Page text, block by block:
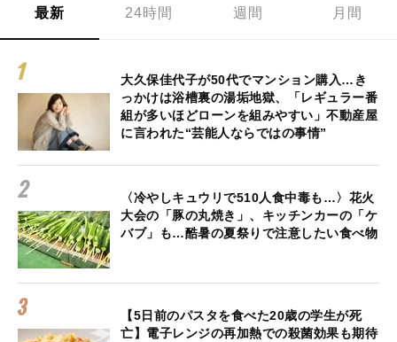
最新 24時間 週間 月間
大久保佳代子が50代でマンション購入…き
っかけは浴槽裏の湯垢地獄、「レギュラー番
組が多いほどローンを組みやすい」不動産屋
に言われた“芸能人ならではの事情”
〈冷やしキュウリで510人食中毒も…〉花火
大会の「豚の丸焼き」、キッチンカーの「ケ
バブ」も…酷暑の夏祭りで注意したい食べ物
【5日前のパスタを食べた20歳の学生が死
亡】電子レンジの再加熱での殺菌効果も期待